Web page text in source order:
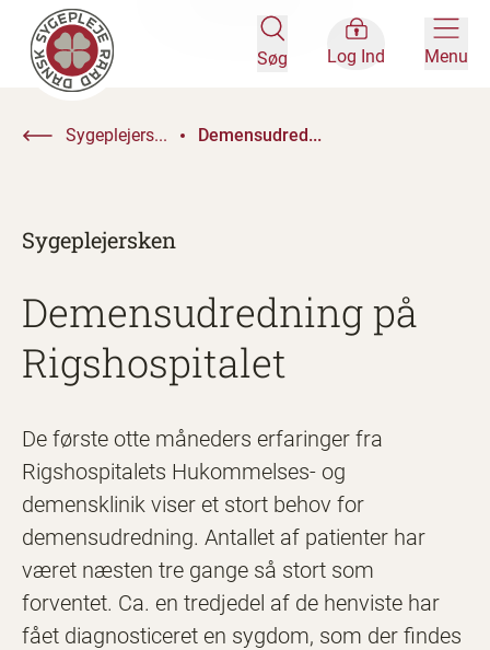
Søg Log Ind Menu
Sygeplejers... Demensudred...
Sygeplejersken
Demensudredning på
Rigshospitalet
De første otte måneders erfaringer fra
Rigshospitalets Hukommelses- og
demensklinik viser et stort behov for
demensudredning. Antallet af patienter har
været næsten tre gange så stort som
forventet. Ca. en tredjedel af de henviste har
fået diagnosticeret en sygdom, som der findes